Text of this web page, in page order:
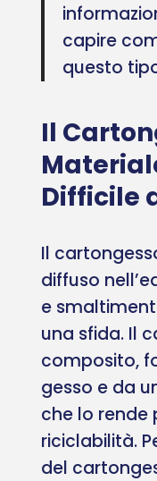
capire
questo
Il
Difficile
Il
diffuso
e
una sfida. Il
composito,
gesso e da
che lo
riciclabilità.
del